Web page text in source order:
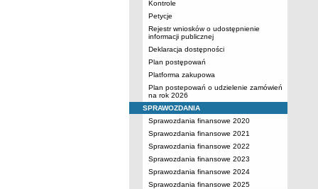
Kontrole
Petycje
Rejestr wniosków o udostępnienie
informacji publicznej
Deklaracja dostępności
Plan postępowań
Platforma zakupowa
Plan postepowań o udzielenie zamówień
na rok 2026
SPRAWOZDANIA
Sprawozdania finansowe 2020
Sprawozdania finansowe 2021
Sprawozdania finansowe 2022
Sprawozdania finansowe 2023
Sprawozdania finansowe 2024
Sprawozdania finansowe 2025